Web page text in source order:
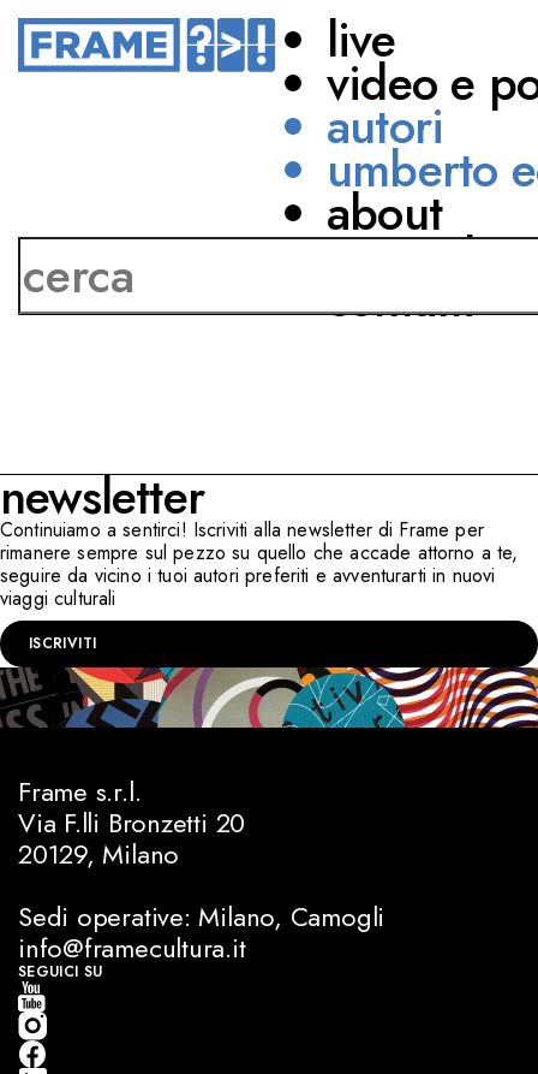
live
video e
autori
umberto
about
network
contatti
Eugenio Bennato
newsletter
Continuiamo a sentirci! Iscriviti alla newsletter di Frame per
rimanere sempre sul pezzo su quello che accade attorno a te,
seguire da vicino i tuoi autori preferiti e avventurarti in nuovi
viaggi culturali
ISCRIVITI
Frame s.r.l.
Via F.lli Bronzetti 20
20129, Milano
Sedi operative: Milano, Camogli
info@framecultura.it
SEGUICI SU